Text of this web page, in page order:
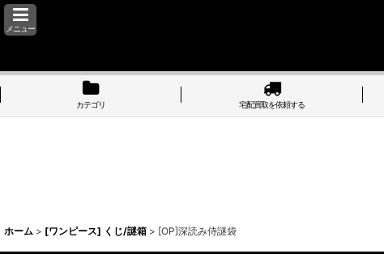
メニュー
カテゴリ 宅配買取を依頼する
ホーム > [ワンピース] くじ/謎箱 > [OP]深読み侍謎袋